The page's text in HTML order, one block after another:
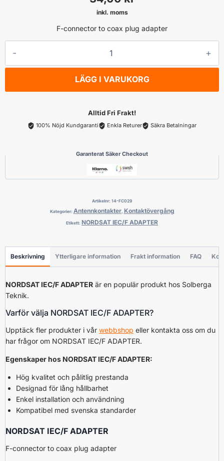
inkl. moms
F-connector to coax plug adapter
mängd
LÄGG I VARUKORG
Alltid Fri Frakt!
100% Nöjd Kundgaranti Enkla Returer Säkra Betalningar
Garanterat Säker Checkout
Artikelnr: 14-FC029
Kategorier: Antennkontakter, Kontaktövergång
Etikett: NORDSAT IEC/F ADAPTER
Beskrivning Ytterligare information Frakt information FAQ
NORDSAT IEC/F ADAPTER är en populär produkt hos Solberga
Teknik.
Varför välja NORDSAT IEC/F ADAPTER?
Upptäck fler produkter i vår webbshop eller kontakta oss om du
har frågor om NORDSAT IEC/F ADAPTER.
Egenskaper hos NORDSAT IEC/F ADAPTER:
Hög kvalitet och pålitlig prestanda
Designad för lång hållbarhet
Enkel installation och användning
Kompatibel med svenska standarder
NORDSAT IEC/F ADAPTER
F-connector to coax plug adapter